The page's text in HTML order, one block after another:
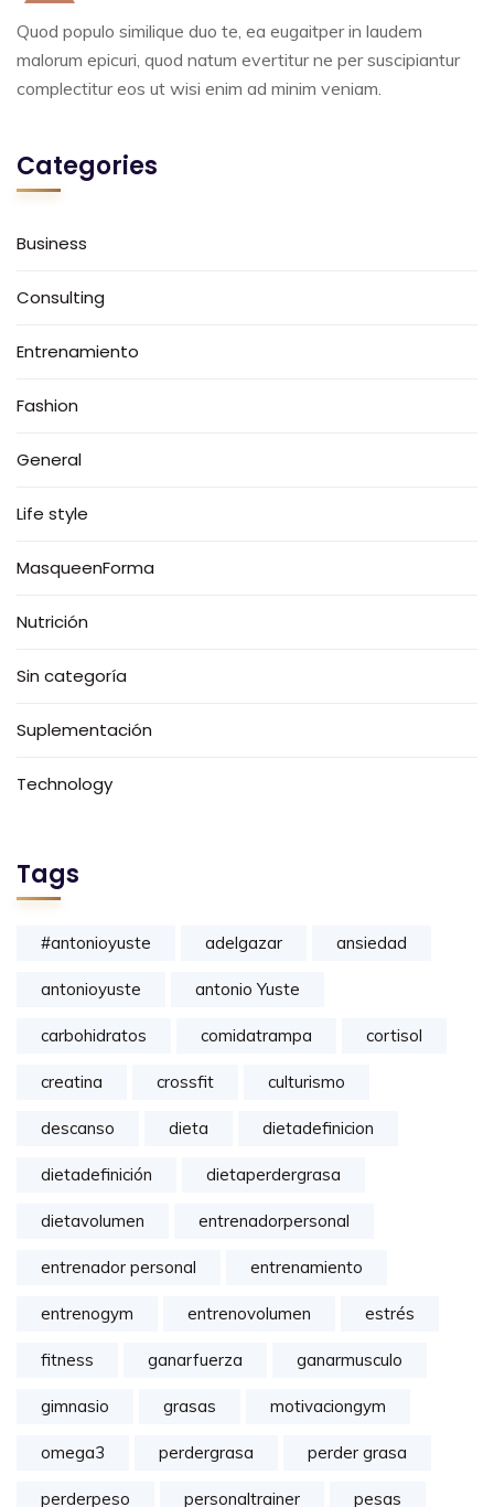
Quod populo similique duo te, ea eugaitper in laudem
malorum epicuri, quod natum evertitur ne per suscipiantur
complectitur eos ut wisi enim ad minim veniam.
Categories
Business
Consulting
Entrenamiento
Fashion
General
Life style
MasqueenForma
Nutrición
Sin categoría
Suplementación
Technology
Tags
#antonioyuste adelgazar ansiedad
antonioyuste antonio Yuste
carbohidratos comidatrampa cortisol
creatina crossfit culturismo
descanso dieta dietadefinicion
dietadefinición dietaperdergrasa
dietavolumen entrenadorpersonal
entrenador personal entrenamiento
entrenogym entrenovolumen estrés
fitness ganarfuerza ganarmusculo
gimnasio grasas motivaciongym
omega3 perdergrasa perder grasa
perderpeso personaltrainer pesas